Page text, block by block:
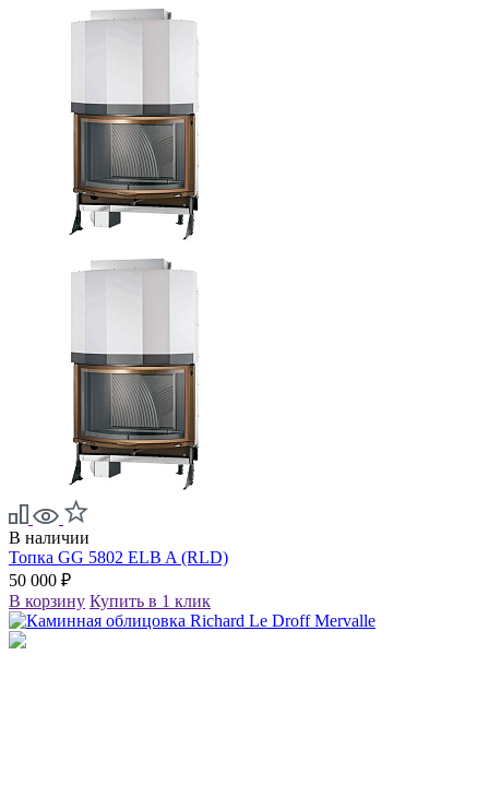
В наличии
Топка GG 5802 ELB A (RLD)
50 000 ₽
В корзину Купить в 1 клик